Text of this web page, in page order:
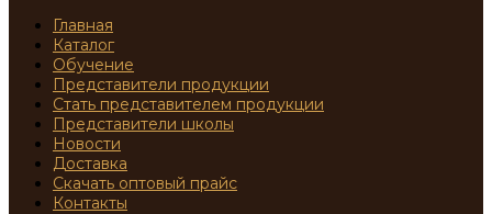
Главная
Каталог
Обучение
Представители продукции
Стать представителем продукции
Представители школы
Новости
Доставка
Скачать оптовый прайс
Контакты